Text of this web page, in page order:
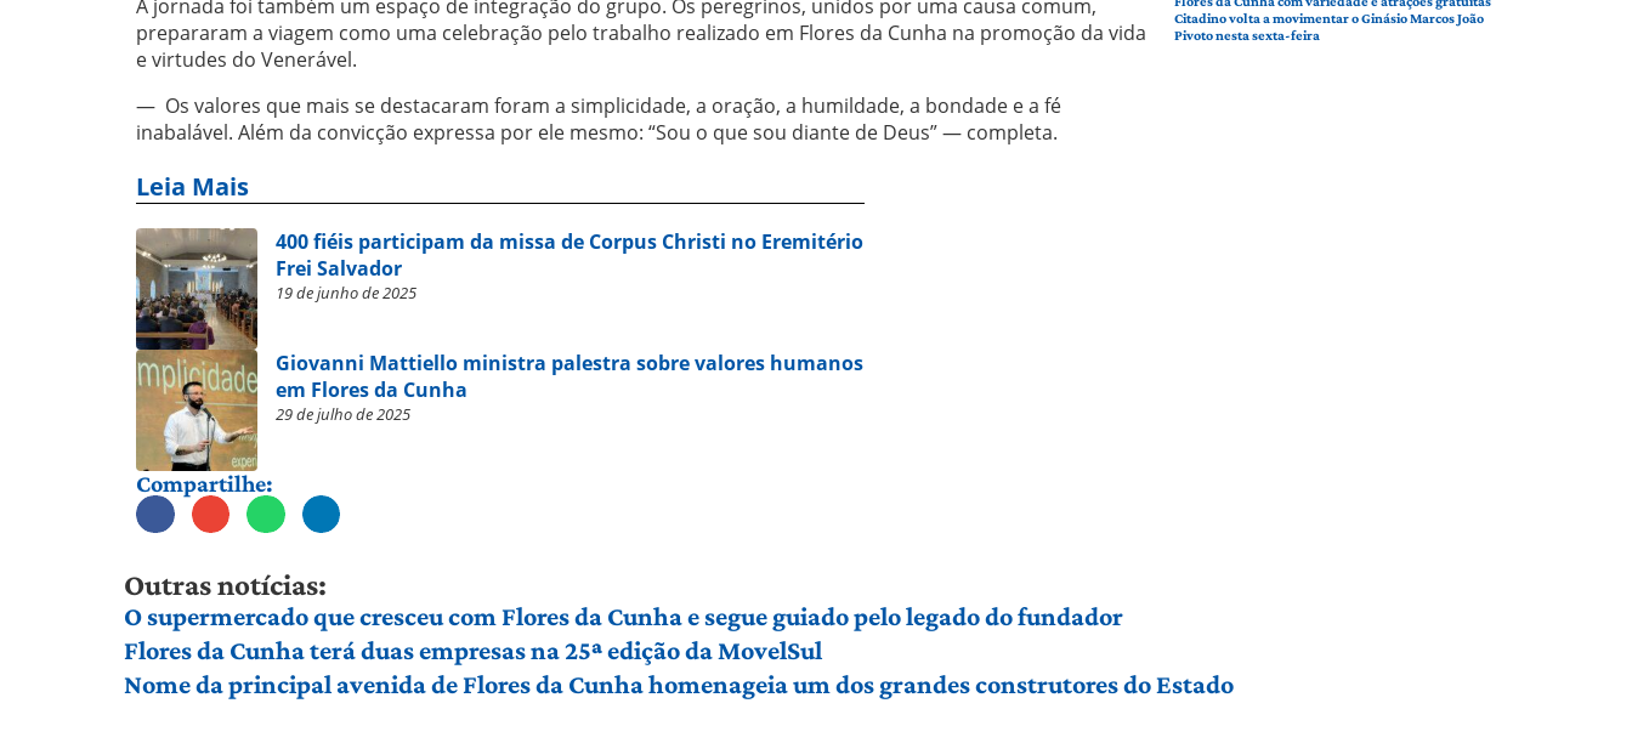
A jornada foi também um espaço de integração do grupo. Os peregrinos, unidos por uma causa comum,
prepararam a viagem como uma celebração pelo trabalho realizado em Flores da Cunha na promoção da vida
e virtudes do Venerável.
— Os valores que mais se destacaram foram a simplicidade, a oração, a humildade, a bondade e a fé
inabalável. Além da convicção expressa por ele mesmo: “Sou o que sou diante de Deus” — completa.
Leia Mais
400 fiéis participam da missa de Corpus Christi no Eremitério
Frei Salvador
19 de junho de 2025
Giovanni Mattiello ministra palestra sobre valores humanos
em Flores da Cunha
29 de julho de 2025
Compartilhe:
Citadino volta a movimentar o Ginásio Marcos João
Pivoto nesta sexta-feira
Outras notícias:
O supermercado que cresceu com Flores da Cunha e segue guiado pelo legado do fundador
Flores da Cunha terá duas empresas na 25ª edição da MovelSul
Nome da principal avenida de Flores da Cunha homenageia um dos grandes construtores do Estado